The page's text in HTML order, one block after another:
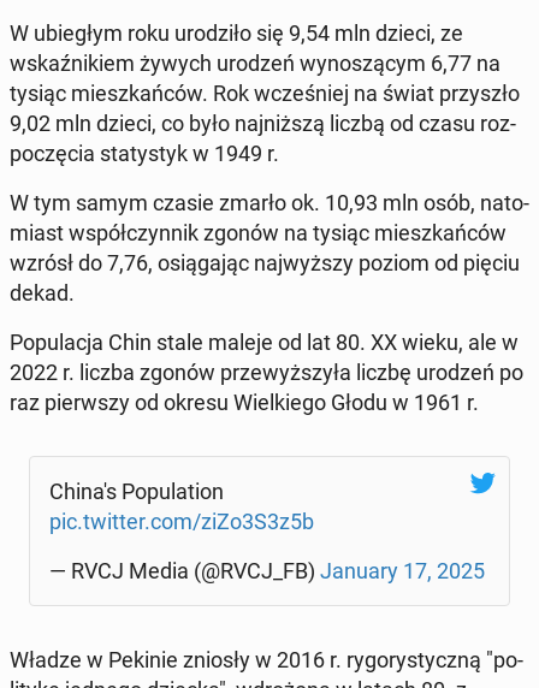
W ubie­głym roku uro­dzi­ło się 9,54 mln dzieci, ze
wskaź­ni­kiem żywych urodzeń wy­no­szą­cym 6,77 na
tysiąc miesz­kań­ców. Rok wcze­śniej na świat przy­szło
9,02 mln dzieci, co było naj­niż­szą liczbą od czasu roz­
po­czę­cia sta­ty­styk w 1949 r.
W tym samym czasie zmarło ok. 10,93 mln osób, na­to­
miast współ­czyn­nik zgonów na tysiąc miesz­kań­ców
wzrósł do 7,76, osią­ga­jąc naj­wyż­szy poziom od pięciu
dekad.
Po­pu­la­cja Chin stale maleje od lat 80. XX wieku, ale w
2022 r. liczba zgonów prze­wyż­szy­ła liczbę urodzeń po
raz pierw­szy od okresu Wiel­kie­go Głodu w 1961 r.
China's Po­pu­la­tion
pic.twitter.com/ziZo3S3z5b
— RVCJ Media (@RVCJ_FB) January 17, 2025
Władze w Pekinie zniosły w 2016 r. ry­go­ry­stycz­ną "po­